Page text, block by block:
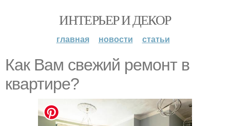
ИНТЕРЬЕР И ДЕКОР
главная новости статьи
Как Вам свежий ремонт в
квартире?